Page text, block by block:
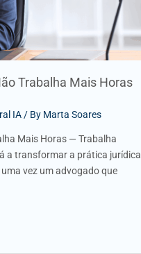
Trabalha Mais Horas
IA/ By Marta Soares
Mais Horas — Trabalha
a transformar a prática jurídica
vez um advogado que